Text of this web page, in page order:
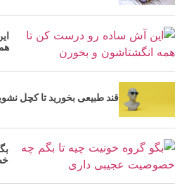
قند طبیعی بخورید تا کچل